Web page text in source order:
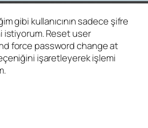
gibi kullanıcının sadece şifre
istiyorum. Reset user
force password change at
işaretleyerek işlemi